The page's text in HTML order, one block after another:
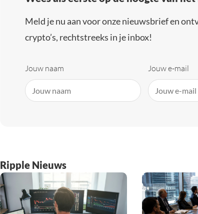
Meld je nu aan voor onze nieuwsbrief en
crypto’s, rechtstreeks in je inbox!
Jouw naam Jouw e-mail
Ripple Nieuws